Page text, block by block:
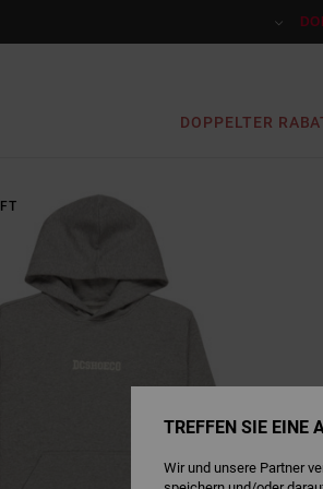
DOPPELTER
TREFFEN SIE EINE
Wir und unsere Partner